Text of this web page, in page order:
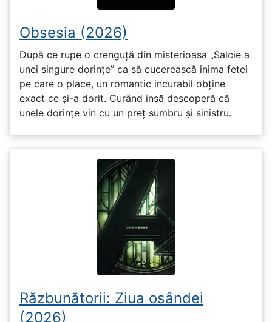
Obsesia (2026)
După ce rupe o crenguță din misterioasa „Salcie a
unei singure dorințe” ca să cucerească inima fetei
pe care o place, un romantic incurabil obține
exact ce și-a dorit. Curând însă descoperă că
unele dorințe vin cu un preț sumbru și sinistru.
Răzbunătorii: Ziua osândei
(2026)